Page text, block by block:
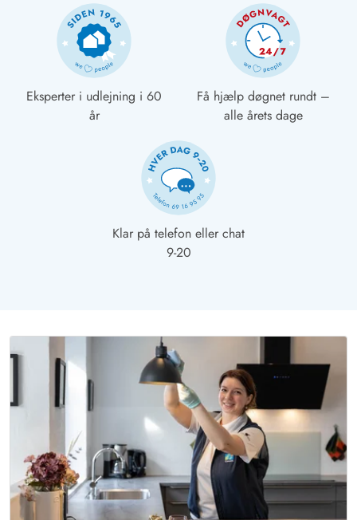
Eksperter i udlejning i 60
år
Få hjælp døgnet rundt –
alle årets dage
Klar på telefon eller chat
9-20